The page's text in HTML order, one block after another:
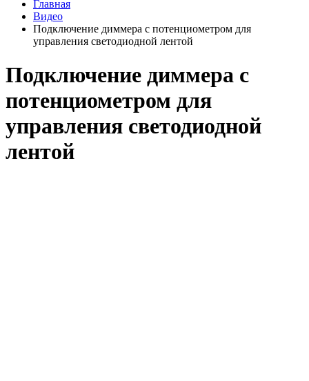
Главная
Видео
Подключение диммера с потенциометром для
управления светодиодной лентой
Подключение диммера с
потенциометром для
управления светодиодной
лентой